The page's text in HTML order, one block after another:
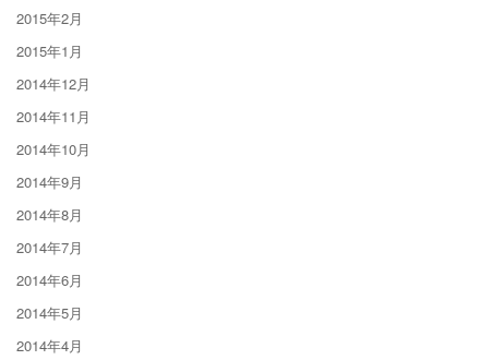
2015年2月
2015年1月
2014年12月
2014年11月
2014年10月
2014年9月
2014年8月
2014年7月
2014年6月
2014年5月
2014年4月